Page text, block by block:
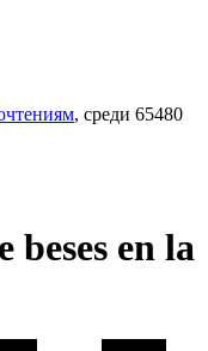
, среди 65480
beses en la